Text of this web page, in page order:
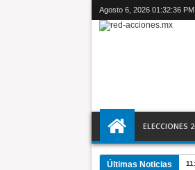
Agosto 6, 2026 01:32:37 PM
ELECCIONES
Últimas Noticias